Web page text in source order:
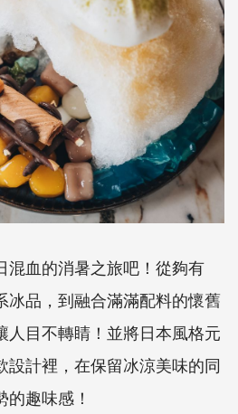
混血的消暑之旅吧！從夠有
冰品，到融合滿滿配料的懷舊
人目不轉睛！並將日本風格元
設計裡，在保留冰涼美味的同
趣味感！